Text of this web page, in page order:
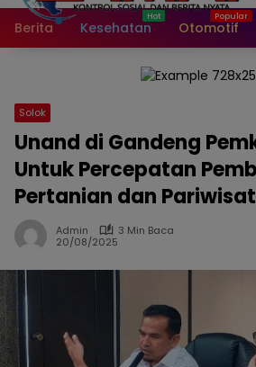
Berita Kesehatan Otomotif
Solok
Unand di Gandeng
Untuk Percepatan
Pertanian dan
Admin
3 Min Baca
20/08/2025